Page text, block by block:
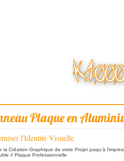
Plaque en
l'Identité Visuelle
la Création Graphique de votre Projet jusqu'à
// Plaque Professionnelle